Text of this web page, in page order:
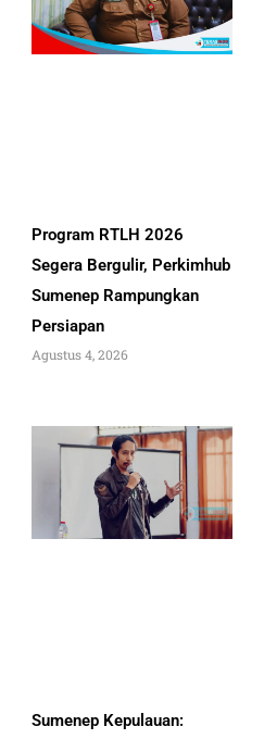
Program RTLH 2026
Segera Bergulir, Perkimhub
Sumenep Rampungkan
Persiapan
Agustus 4, 2026
Sumenep Kepulauan: